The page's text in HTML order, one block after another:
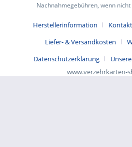
Nachnahmegebühren, wenn
Herstellerinformation
Liefer- & Versandkosten
Datenschutzerklärung
www.verzehrkarten-